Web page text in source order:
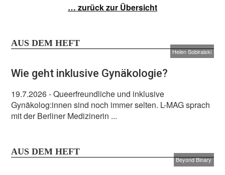
… zurück zur Übersicht
AUS DEM HEFT
Helen Sobiralski
Wie geht inklusive Gynäkologie?
19.7.2026- Queerfreundliche und inklusive
Gynäkolog:innen sind noch immer selten. L-MAG sprach
mit der Berliner Medizinerin ...
AUS DEM HEFT
Beyond Binary